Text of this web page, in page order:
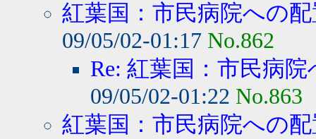
紅葉国：市民病院への
09/05/02-01:17 No.862
Re: 紅葉国：市民病
09/05/02-01:22 No.863
紅葉国：市民病院への